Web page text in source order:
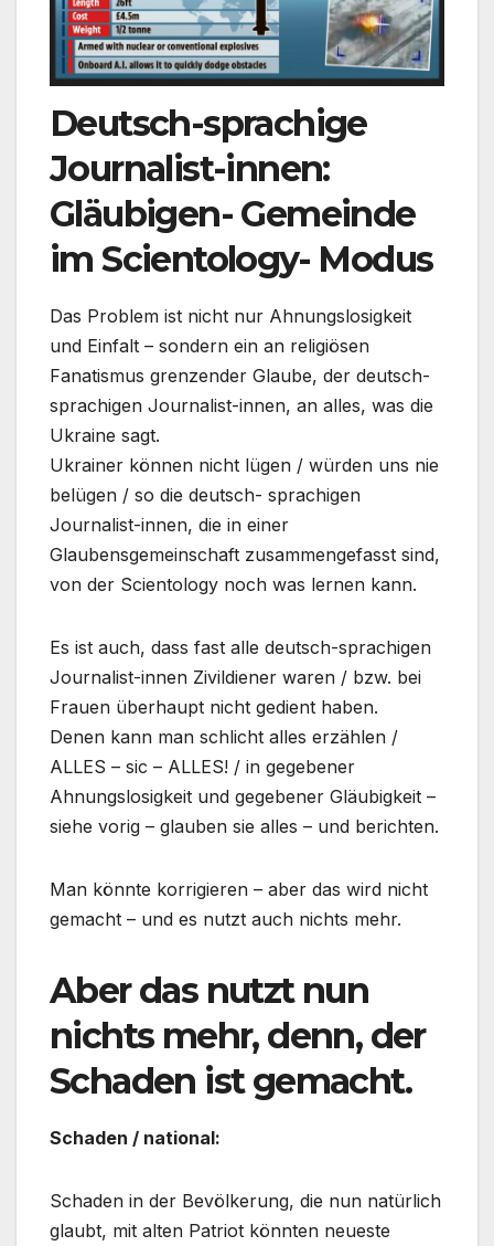
Deutsch-sprachige
Journalist-innen:
Gläubigen- Gemeinde
im Scientology- Modus
Das Problem ist nicht nur Ahnungslosigkeit
und Einfalt – sondern ein an religiösen
Fanatismus grenzender Glaube, der deutsch-
sprachigen Journalist-innen, an alles, was die
Ukraine sagt.
Ukrainer können nicht lügen / würden uns nie
belügen / so die deutsch- sprachigen
Journalist-innen, die in einer
Glaubensgemeinschaft zusammengefasst sind,
von der Scientology noch was lernen kann.
Es ist auch, dass fast alle deutsch-sprachigen
Journalist-innen Zivildiener waren / bzw. bei
Frauen überhaupt nicht gedient haben.
Denen kann man schlicht alles erzählen /
ALLES – sic – ALLES! / in gegebener
Ahnungslosigkeit und gegebener Gläubigkeit –
siehe vorig – glauben sie alles – und berichten.
Man könnte korrigieren – aber das wird nicht
gemacht – und es nutzt auch nichts mehr.
Aber das nutzt nun
nichts mehr, denn, der
Schaden ist gemacht.
Schaden / national:
Schaden in der Bevölkerung, die nun natürlich
glaubt, mit alten Patriot könnten neueste